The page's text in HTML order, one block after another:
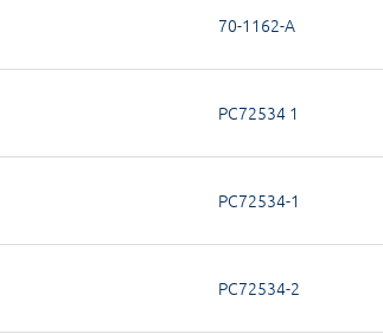
70-1162-A
PC72534 1
PC72534-1
PC72534-2